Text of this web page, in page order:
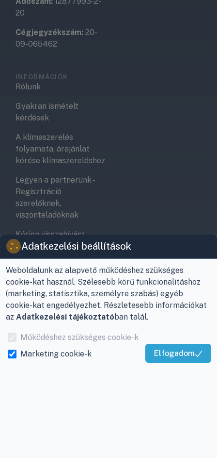
20
Cégjegyzékszám: 20-
09-065462
INFORMÁCIÓK
Rólunk
Gyakran ismételt
kérdések
A klímaszerelés
folyamata, árajánlat
kérése klímaszereléshez
Legyen a partnerünk -
Regisztráció
szerelőknek,
viszonteladóknak
Kérjen visszahívást
Adatkezelési beállítások
Weboldalunk az alapvető működéshez szükséges
cookie-kat használ. Szélesebb körű funkcionalitáshoz
(marketing, statisztika, személyre szabás) egyéb
cookie-kat engedélyezhet. Részletesebb információkat
az Adatkezelési tájékoztatóban talál.
Működéshez szükséges cookie-k
Marketing cookie-k
Elfogadom